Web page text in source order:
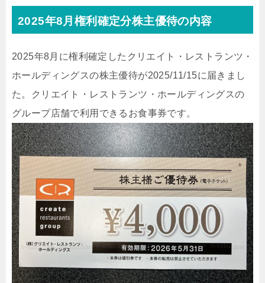
2025年8月権利確定分株主優待の内容
2025年8月に権利確定したクリエイト・レストランツ・
ホールディングスの株主優待が2025/11/15に届きまし
た。クリエイト・レストランツ・ホールディングスの
グループ店舗で利用できるお食事券です。